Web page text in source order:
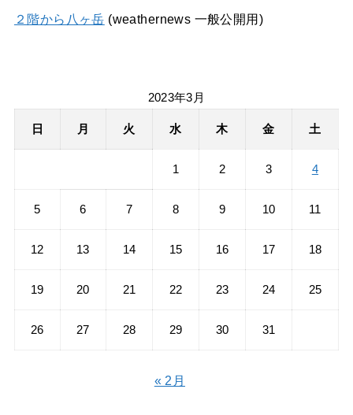
２階から八ヶ岳 (weathernews 一般公開用)
2023年3月
日 月 火 水 木 金 土
1 2 3 4
5 6 7 8 9 10 11
12 13 14 15 16 17 18
19 20 21 22 23 24 25
26 27 28 29 30 31
« 2月